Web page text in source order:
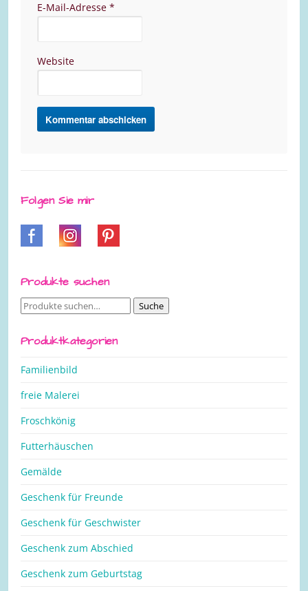
E-Mail-Adresse *
Website
Folgen Sie mir
Produkte suchen
Suche
Suche
Produktkategorien
Familienbild
freie Malerei
Froschkönig
Futterhäuschen
Gemälde
Geschenk für Freunde
Geschenk für Geschwister
Geschenk zum Abschied
Geschenk zum Geburtstag